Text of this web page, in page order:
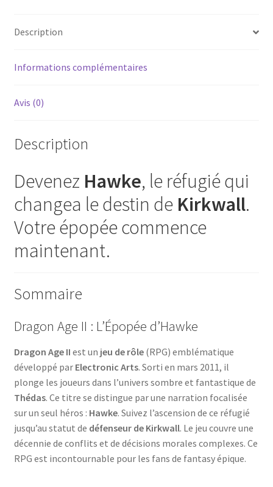
Description
Informations complémentaires
Avis (0)
Description
Devenez Hawke, le réfugié qui
changea le destin de Kirkwall.
Votre épopée commence
maintenant.
Sommaire
Dragon Age II : L’Épopée d’Hawke
Dragon Age II est un jeu de rôle(RPG) emblématique
développé par Electronic Arts. Sorti en mars 2011, il
plonge les joueurs dans l’univers sombre et fantastique de
Thédas. Ce titre se distingue par une narration focalisée
sur un seul héros : Hawke. Suivez l’ascension de ce réfugié
jusqu’au statut de défenseur de Kirkwall. Le jeu couvre une
décennie de conflits et de décisions morales complexes. Ce
RPG est incontournable pour les fans de fantasy épique.